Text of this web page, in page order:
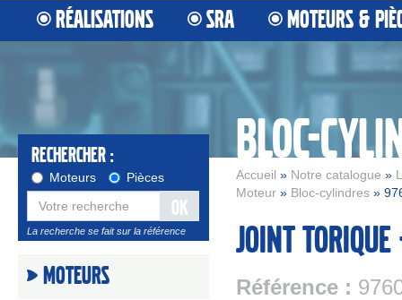
RÉALISATIONS SRA MOTEURS &
BLOC-
Accueil » Notre catalogue »
Moteur» Bloc-cylindres»
Rechercher :
Moteurs Pièces
OK
La recherche se fait sur la référence
Moteurs
Joint torique
Référence :